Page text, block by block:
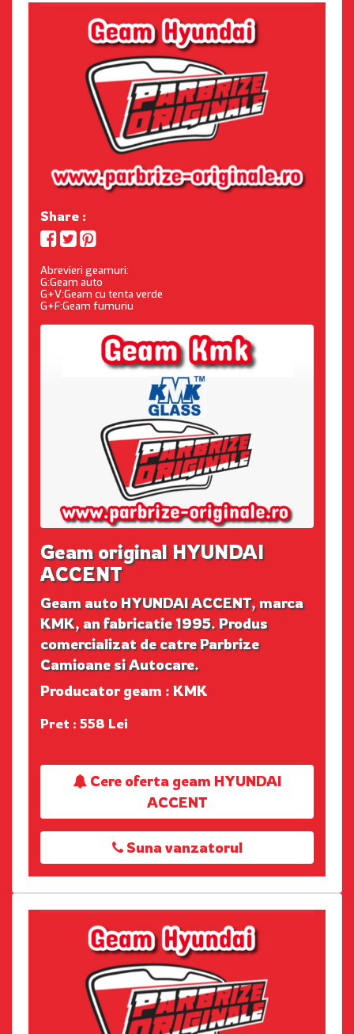
Share :
Abrevieri geamuri:
G:Geam auto
G+V:Geam cu tenta verde
G+F:Geam fumuriu
Geam original HYUNDAI
ACCENT
Geam auto HYUNDAI ACCENT, marca
KMK, an fabricatie 1995. Produs
comercializat de catre Parbrize
Camioane si Autocare.
Producator geam : KMK
Pret : 558 Lei
Cere oferta geam HYUNDAI
ACCENT
Suna vanzatorul